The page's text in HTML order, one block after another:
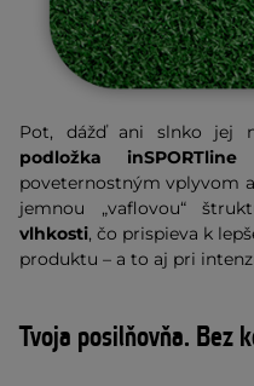
Pot, dážď ani slnko jej
podložka inSPORTline
poveternostným vplyvom
jemnou „vaflovou“
vlhkosti, čo prispieva k
produktu – a to aj pri
Tvoja posilňovňa. Bez